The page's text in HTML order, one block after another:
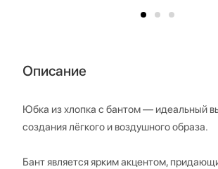
Описание
Юбка из хлопка с бантом — идеальный
создания лёгкого и воздушного образа.
Бант является ярким акцентом,